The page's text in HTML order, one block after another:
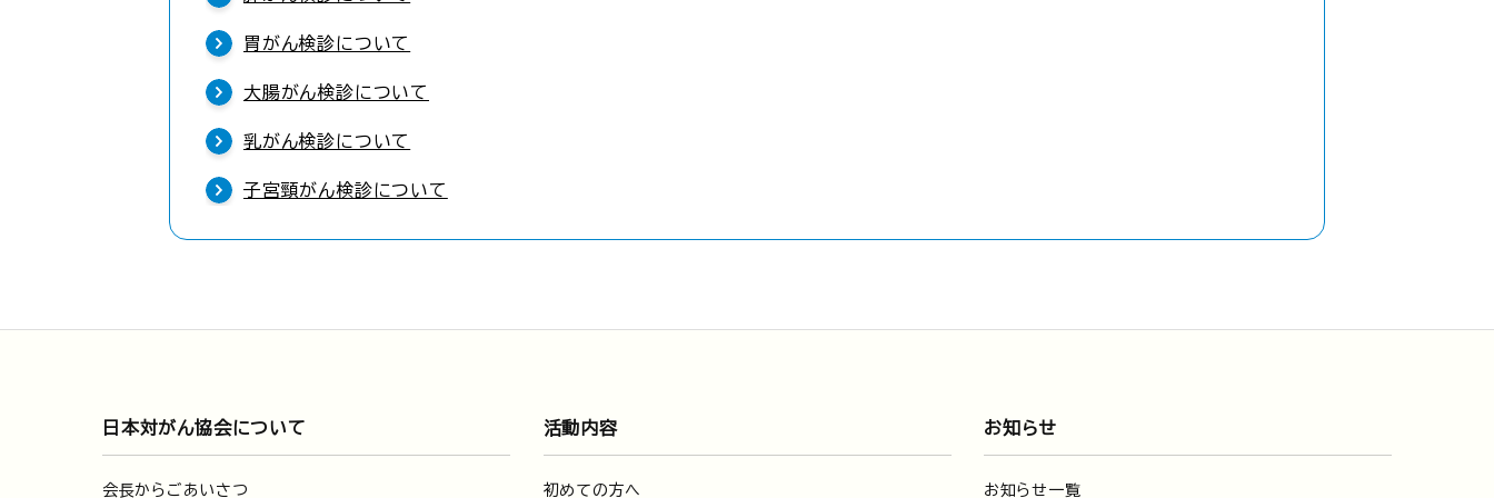
胃がん検診について
大腸がん検診について
乳がん検診について
子宮頸がん検診について
日本対がん協会について
会長からごあいさつ
活動内容
初めての方へ
お知らせ
お知らせ一覧